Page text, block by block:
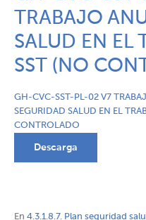
TRABAJO
SALUD EN EL
SST (NO
GH-CVC-SST-PL-02 V7
SEGURIDAD SALUD EN EL
CONTROLADO
Descarga
En 4.3.1.8.7. Plan seguridad